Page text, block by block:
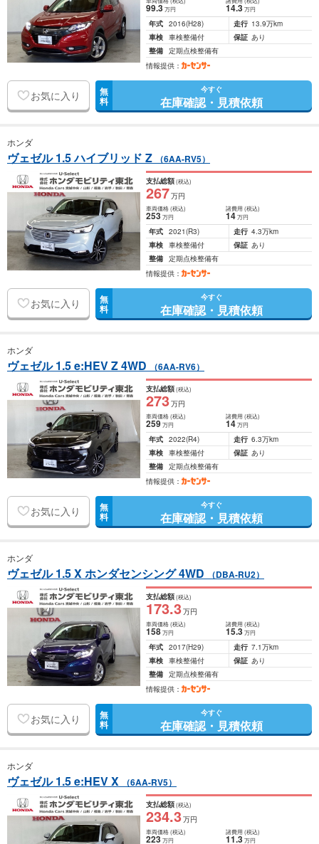
99.3万円 14.3 万円
年式 2016(H28) 走行 13.9万km
車検 車検整備付 保証 あり
整備 定期点検整備有
情報提供：
お気に入り 無
料
今すぐ
在庫確認・見積依頼
ホンダ
ヴェゼル 1.5 ハイブリッド Z （6AA-RV5）
支払総額(税込)
267万円
車両価格(税込)
253万円
諸費用 (税込)
14 万円
年式 2021(R3) 走行 4.3万km
車検 車検整備付 保証 あり
整備 定期点検整備有
情報提供：
お気に入り 無
料
今すぐ
在庫確認・見積依頼
ホンダ
ヴェゼル 1.5 e:HEV Z 4WD （6AA-RV6）
支払総額(税込)
273万円
車両価格(税込)
259万円
諸費用 (税込)
14 万円
年式 2022(R4) 走行 6.3万km
車検 車検整備付 保証 あり
整備 定期点検整備有
情報提供：
お気に入り 無
料
今すぐ
在庫確認・見積依頼
ホンダ
ヴェゼル 1.5 X ホンダセンシング 4WD （DBA-RU2）
支払総額(税込)
173.3万円
車両価格(税込)
158万円
諸費用 (税込)
15.3 万円
年式 2017(H29) 走行 7.1万km
車検 車検整備付 保証 あり
整備 定期点検整備有
情報提供：
お気に入り 無
料
今すぐ
在庫確認・見積依頼
ホンダ
ヴェゼル 1.5 e:HEV X （6AA-RV5）
支払総額(税込)
234.3万円
車両価格(税込)
223万円
諸費用 (税込)
11.3 万円